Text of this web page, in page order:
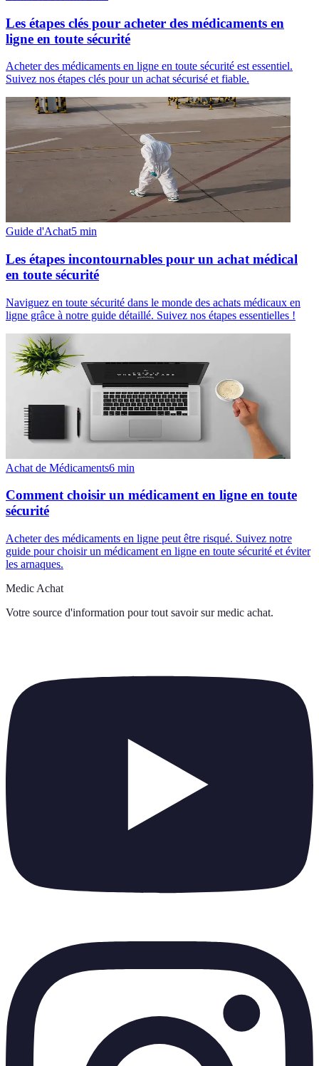
Les étapes clés pour acheter des médicaments en
ligne en toute sécurité
Acheter des médicaments en ligne en toute sécurité est essentiel.
Suivez nos étapes clés pour un achat sécurisé et fiable.
Guide d'Achat5 min
Les étapes incontournables pour un achat médical
en toute sécurité
Naviguez en toute sécurité dans le monde des achats médicaux en
ligne grâce à notre guide détaillé. Suivez nos étapes essentielles !
Achat de Médicaments6 min
Comment choisir un médicament en ligne en toute
sécurité
Acheter des médicaments en ligne peut être risqué. Suivez notre
guide pour choisir un médicament en ligne en toute sécurité et éviter
les arnaques.
Medic Achat
Votre source d'information pour tout savoir sur medic achat.